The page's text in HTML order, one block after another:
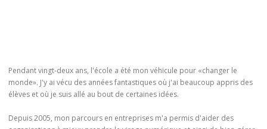
Pendant vingt-deux ans, l'école a été mon véhicule pour «changer le
monde». J'y ai vécu des années fantastiques où j'ai beaucoup appris des
élèves et où je suis allé au bout de certaines idées.
Depuis 2005, mon parcours en entreprises m'a permis d'aider des